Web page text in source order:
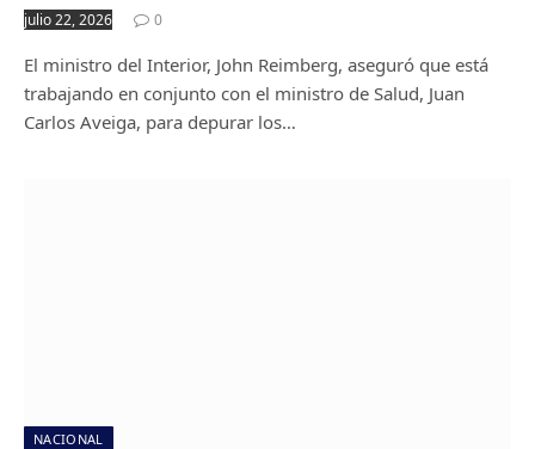
julio 22, 2026 0
El ministro del Interior, John Reimberg, aseguró que está
trabajando en conjunto con el ministro de Salud, Juan
Carlos Aveiga, para depurar los…
NACIONAL